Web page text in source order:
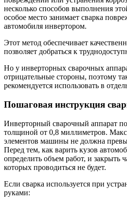
несколько способов выполнения
особое место занимает сварка
автомобиля инвертором.
Этот метод обеспечивает
позволяет добраться к
Но у инверторных сварочных
отрицательные стороны, поэтому
рекомендуется использовать в
Пошаговая инструкция
Инверторный сварочный аппарат
толщиной от 0,8 миллиметров.
элементов машины не должна
Перед тем, как варить кузов
определить объем работ, и закрыть
которых проводиться не будет.
Если сварка используется при
руками: